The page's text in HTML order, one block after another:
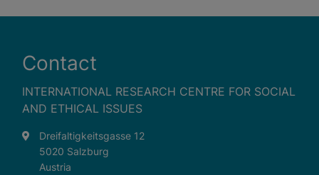
Contact
INTERNATIONAL RESEARCH CENTRE FOR SOCIAL
AND ETHICAL ISSUES
Dreifaltigkeitsgasse 12
5020 Salzburg
Austria